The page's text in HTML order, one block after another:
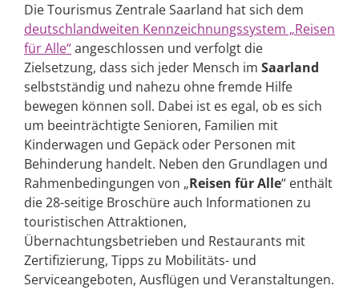
Die Tourismus Zentrale Saarland hat sich dem
deutschlandweiten Kennzeichnungssystem „Reisen
für Alle“angeschlossen und verfolgt die
Zielsetzung, dass sich jeder Mensch im Saarland
selbstständig und nahezu ohne fremde Hilfe
bewegen können soll. Dabei ist es egal, ob es sich
um beeinträchtigte Senioren, Familien mit
Kinderwagen und Gepäck oder Personen mit
Behinderung handelt. Neben den Grundlagen und
Rahmenbedingungen von „Reisen für Alle“ enthält
die 28-seitige Broschüre auch Informationen zu
touristischen Attraktionen,
Übernachtungsbetrieben und Restaurants mit
Zertifizierung, Tipps zu Mobilitäts- und
Serviceangeboten, Ausflügen und Veranstaltungen.